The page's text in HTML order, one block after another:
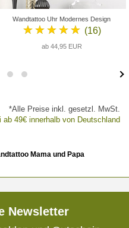
Wandtattoo Uhr Modernes Design
★★★★★ (16)
ab 44,95 EUR
*Alle Preise inkl. gesetzl. MwSt.
ab 49€ innerhalb von Deutschland
Mama und Papa
Newsletter